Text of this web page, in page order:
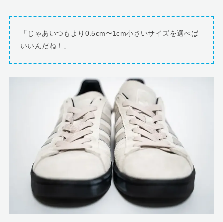
「じゃあいつもより0.5cm〜1cm小さいサイズを選べば
いいんだね！」